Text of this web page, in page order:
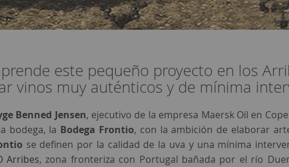
este pequeño proyecto en los
vinos muy auténticos y de mínima
Benned Jensen, ejecutivo de la empresa Maersk Oil en
bodega, la Bodega Frontio, con la ambición de elaborar
se definen por la calidad de la uva y una mínima
Arribes, zona fronteriza con Portugal bañada por el río